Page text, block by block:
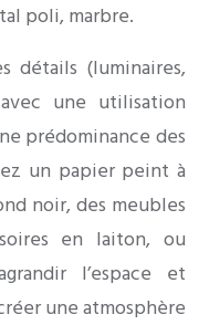
poli, marbre.
détails (luminaires,
une utilisation
prédominance des
un papier peint à
noir, des meubles
en laiton, ou
l’espace et
une atmosphère